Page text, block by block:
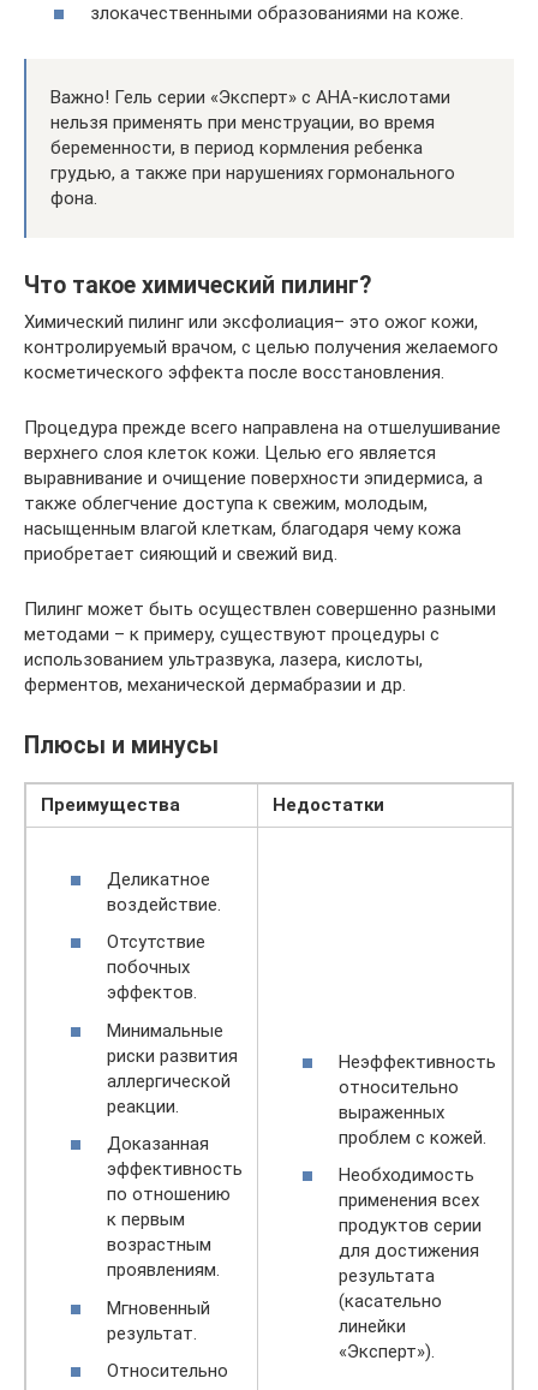
злокачественными образованиями на коже.
Важно! Гель серии «Эксперт» с АНА-кислотами
нельзя применять при менструации, во время
беременности, в период кормления ребенка
грудью, а также при нарушениях гормонального
фона.
Что такое химический пилинг?
Химический пилинг или эксфолиация– это ожог кожи,
контролируемый врачом, с целью получения желаемого
косметического эффекта после восстановления.
Процедура прежде всего направлена на отшелушивание
верхнего слоя клеток кожи. Целью его является
выравнивание и очищение поверхности эпидермиса, а
также облегчение доступа к свежим, молодым,
насыщенным влагой клеткам, благодаря чему кожа
приобретает сияющий и свежий вид.
Пилинг может быть осуществлен совершенно разными
методами – к примеру, существуют процедуры с
использованием ультразвука, лазера, кислоты,
ферментов, механической дермабразии и др.
Плюсы и минусы
Преимущества Недостатки
Деликатное
воздействие.
Отсутствие
побочных
эффектов.
Минимальные
риски развития
аллергической
реакции.
Доказанная
эффективность
по отношению
к первым
возрастным
проявлениям.
Мгновенный
результат.
Относительно
Неэффективность
относительно
выраженных
проблем с кожей.
Необходимость
применения всех
продуктов серии
для достижения
результата
(касательно
линейки
«Эксперт»).